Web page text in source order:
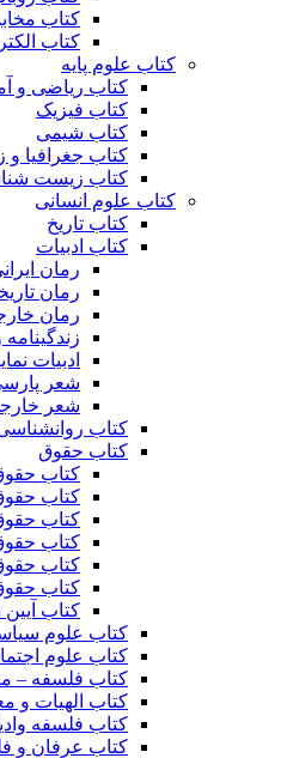
کتاب
کتاب
کتاب علوم پایه
کتاب ریاضی و
کتاب فیزیک
کتاب شیمی
کتاب جغرافیا
کتاب زیست
کتاب علوم انسانی
کتاب تاریخ
کتاب ادبیات
رمان
رمان
رمان
ادبیات
شعر
شعر
کتاب
کتاب حقوق
کتاب
کتاب
کتاب
کتاب
کتاب
کتاب
کتاب
کتاب علوم
کتاب علوم
کتاب فلسفه –
کتاب الهیات و
کتاب فلسفه
کتاب عرفان و